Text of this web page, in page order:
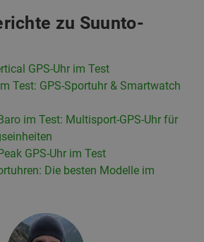
zu Suunto-
GPS-Uhr im Test
Test: GPS-Sportuhr & Smartwatch
im Test: Multisport-GPS-Uhr für
GPS-Uhr im Test
Die besten Modelle im